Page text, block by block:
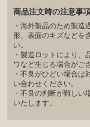
商品注文時の注意事
・海外製品のため製
形、表面のキズなどを
い。
・製造ロットにより、
ワなど生じる場合がご
・不良がひどい場合
い合わせください。
・不良の判断が難し
いたします。